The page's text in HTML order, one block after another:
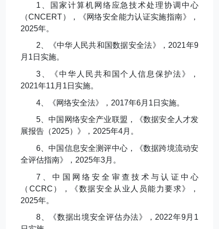
1 、国家计算机网络应急技术处理协调中心
（CNCERT），《网络安全能力认证实施指南》，
2025年。
2、《中华人民共和国数据安全法》，2021年9
月 1日实施。
3 、《中华人民共和国个人信息保护法》，
2021年11 月 1 日实施。
4 、《网络安全法》， 2017年6月 1 日实施。
5、中国网络安全产业联盟，《数据安全人才发
展报告（2025）》， 2025年4月。
6 、中国信息安全测评中心，《数据跨境流动安
全评估指南》， 2025年3月。
7 、中国网络安全审查技术与认证中心
（ CCRC ），《数据安全从业人员能力要求》，
2025年。
8 、《数据出境安全评估办法》， 2022年9月 1